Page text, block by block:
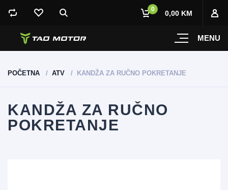
MENU
0 0,00 KM
POČETNA ATV KANDŽA ZA RUČNO POKRETANJE
KANDŽA ZA RUČNO
POKRETANJE